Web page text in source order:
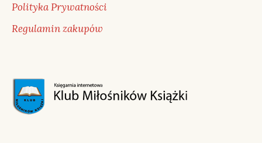
Polityka Prywatności
Regulamin zakupów